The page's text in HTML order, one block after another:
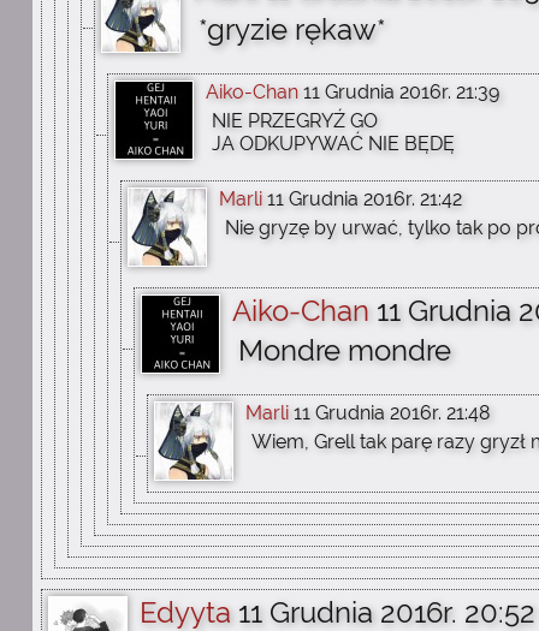
*gryzie rękaw*
Aiko-Chan 11 Grudnia 2016r. 21:39
NIE PRZEGRYŹ GO
JA ODKUPYWAĆ NIE BĘDĘ
Marli 11 Grudnia 2016r. 21:42
Nie gryzę by urwać, tylko tak po
Aiko-Chan 11 Grudnia
Mondre mondre
Marli 11 Grudnia 2016r. 21:48
Wiem, Grell tak parę razy gryzł
Edyyta 11 Grudnia 2016r. 20:52